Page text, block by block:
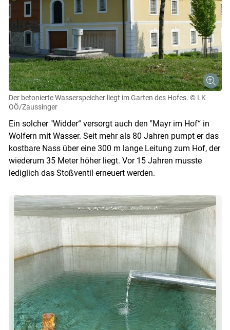
Der betonierte Wasserspeicher liegt im Garten des Hofes. © LK
OÖ/Zaussinger
Ein solcher "Widder“ versorgt auch den "Mayr im Hof“ in
Wolfern mit Wasser. Seit mehr als 80 Jahren pumpt er das
kostbare Nass über eine 300 m lange Leitung zum Hof, der
wiederum 35 Meter höher liegt. Vor 15 Jahren musste
lediglich das Stoßventil erneuert werden.